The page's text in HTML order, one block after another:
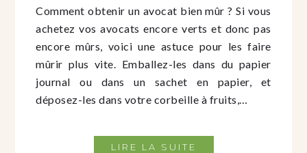
Comment obtenir un avocat bien mûr ? Si vous
achetez vos avocats encore verts et donc pas
encore mûrs, voici une astuce pour les faire
mûrir plus vite. Emballez-les dans du papier
journal ou dans un sachet en papier, et
déposez-les dans votre corbeille à fruits,…
LIRE LA SUITE